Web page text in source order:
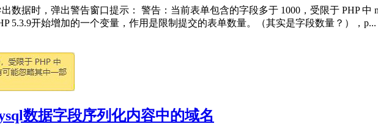
数据时，弹出警告窗口提示： 警告：当前表单包含的字段多于 1000，受限于 PHP 中
5.3.9开始增加的一个变量，作用是限制提交的表单数量。（其实是字段数量？），p...
数据字段序列化内容中的域名